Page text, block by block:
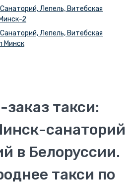
Лепель, Витебская
2
Лепель, Витебская
Минск
такси:
санаторий
в Белоруссии.
такси по